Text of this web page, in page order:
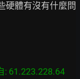
硬體有沒有什麼問
: 61.223.228.64